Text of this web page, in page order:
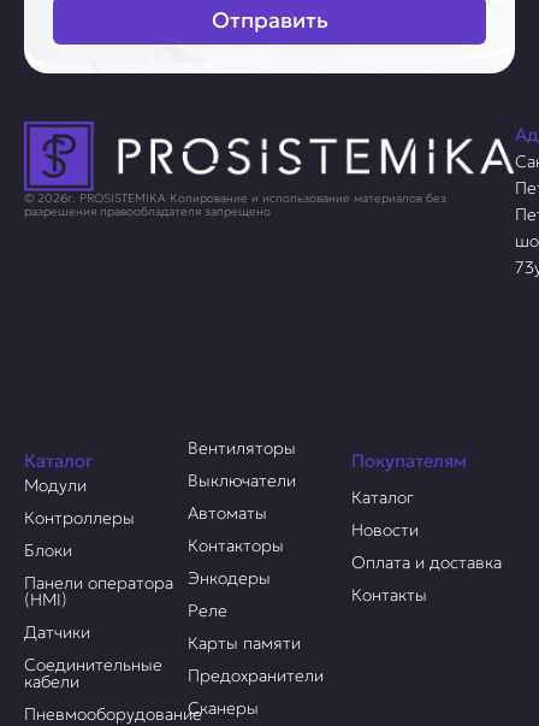
Отправить
© 2026г. PROSISTEMIKA Копирование и использование материалов без
разрешения правообладателя запрещено
Каталог
Модули
Контроллеры
Блоки
Панели оператора
(HMI)
Датчики
Соединительные
кабели
Пневмооборудование
Вентиляторы
Выключатели
Автоматы
Контакторы
Энкодеры
Реле
Карты памяти
Предохранители
Сканеры
Покупателям
Каталог
Новости
Оплата и доставка
Контакты